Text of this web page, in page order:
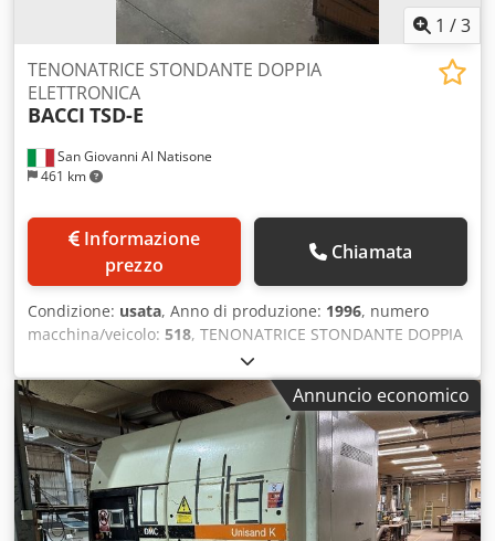
1 /3
San Giovanni Al Natisone
461 km
TENONATRICE STONDANTE DOPPIA
ELETTRONICA
BACCI TSD-E
prezzo
Chiamata
Condizione: usata, Anno di produzione: 1996, numero
macchina/veicolo: 518, TENONATRICE STONDANTE DOPPIA
ELETTRONICA BACCI MOD. TSD-E – A NORME CE - USATA -
Lunghezza di lavoro mm. 1200 - Lunghezza massima
tenone 100 mm - Produzione oraria: 2400 tenoni (1200
pezzi) Csdjrnnmpspfx Aaxjha - Rotazione frese 9.000 rpm -
Potenza motori frese (n.2) 8 hp (4 hp cad.) - C/caricatore -
Controllo numerico ISAC - Griglia perimetrale - Volt. 380/50
- Matr. 518 - Anno 1996
Annuncio economico